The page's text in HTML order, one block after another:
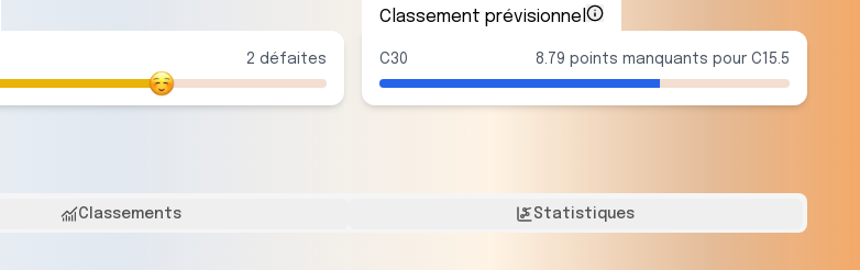
2 défaites
Classement prévisionnel
C30 8.79 points manquants pour C15.5
Classements Statistiques